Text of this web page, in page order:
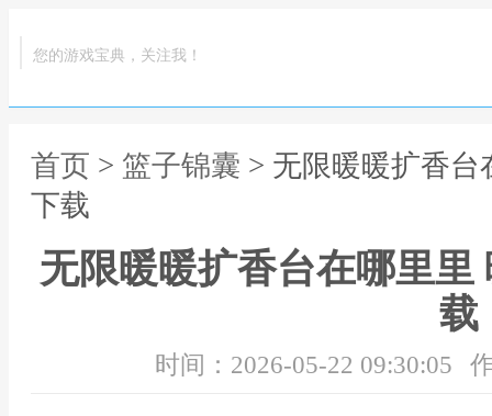
您的游戏宝典，关注我！
首页 > 篮子锦囊 > 无限暖暖扩香
下载
无限暖暖扩香台在哪里里
载
时间：2026-05-22 09:30:05